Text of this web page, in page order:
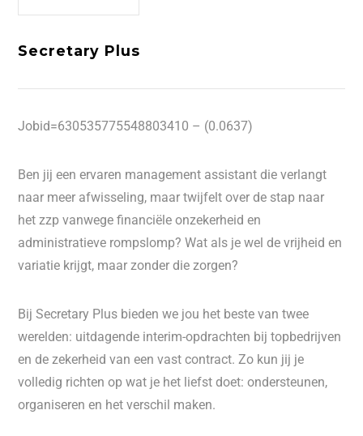
Secretary Plus
Jobid=630535775548803410 – (0.0637)
Ben jij een ervaren management assistant die verlangt
naar meer afwisseling, maar twijfelt over de stap naar
het zzp vanwege financiële onzekerheid en
administratieve rompslomp? Wat als je wel de vrijheid en
variatie krijgt, maar zonder die zorgen?
Bij Secretary Plus bieden we jou het beste van twee
werelden: uitdagende interim-opdrachten bij topbedrijven
en de zekerheid van een vast contract. Zo kun jij je
volledig richten op wat je het liefst doet: ondersteunen,
organiseren en het verschil maken.